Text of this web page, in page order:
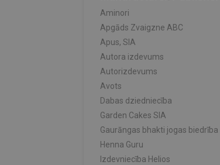
Aminori
Apgāds Zvaigzne ABC
Apus, SIA
Autora izdevums
Autorizdevums
Avots
Dabas dziedniecība
Garden Cakes SIA
Gaurāngas bhakti jogas biedrība
Henna Guru
Izdevniecība Helios